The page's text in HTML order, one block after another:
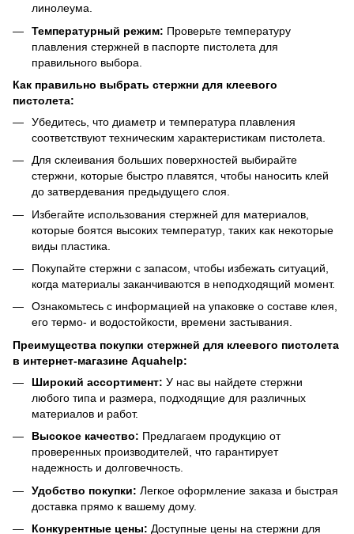
линолеума.
Температурный режим: Проверьте температуру
плавления стержней в паспорте пистолета для
правильного выбора.
Как правильно выбрать стержни для клеевого
пистолета:
Убедитесь, что диаметр и температура плавления
соответствуют техническим характеристикам пистолета.
Для склеивания больших поверхностей выбирайте
стержни, которые быстро плавятся, чтобы наносить клей
до затвердевания предыдущего слоя.
Избегайте использования стержней для материалов,
которые боятся высоких температур, таких как некоторые
виды пластика.
Покупайте стержни с запасом, чтобы избежать ситуаций,
когда материалы заканчиваются в неподходящий момент.
Ознакомьтесь с информацией на упаковке о составе клея,
его термо- и водостойкости, времени застывания.
Преимущества покупки стержней для клеевого пистолета
в интернет-магазине Aquahelp:
Широкий ассортимент: У нас вы найдете стержни
любого типа и размера, подходящие для различных
материалов и работ.
Высокое качество: Предлагаем продукцию от
проверенных производителей, что гарантирует
надежность и долговечность.
Удобство покупки: Легкое оформление заказа и быстрая
доставка прямо к вашему дому.
Конкурентные цены: Доступные цены на стержни для